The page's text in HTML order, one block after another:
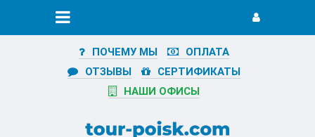
ПОЧЕМУ МЫ
ОПЛАТА
ОТЗЫВЫ
СЕРТИФИКАТЫ
НАШИ ОФИСЫ